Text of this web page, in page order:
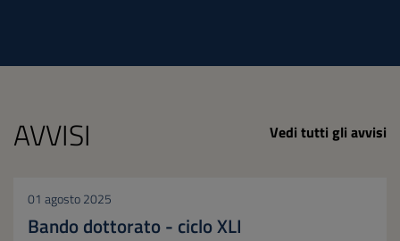
AVVISI Vedi tutti gli avvisi
01 agosto 2025
Bando dottorato - ciclo XLI